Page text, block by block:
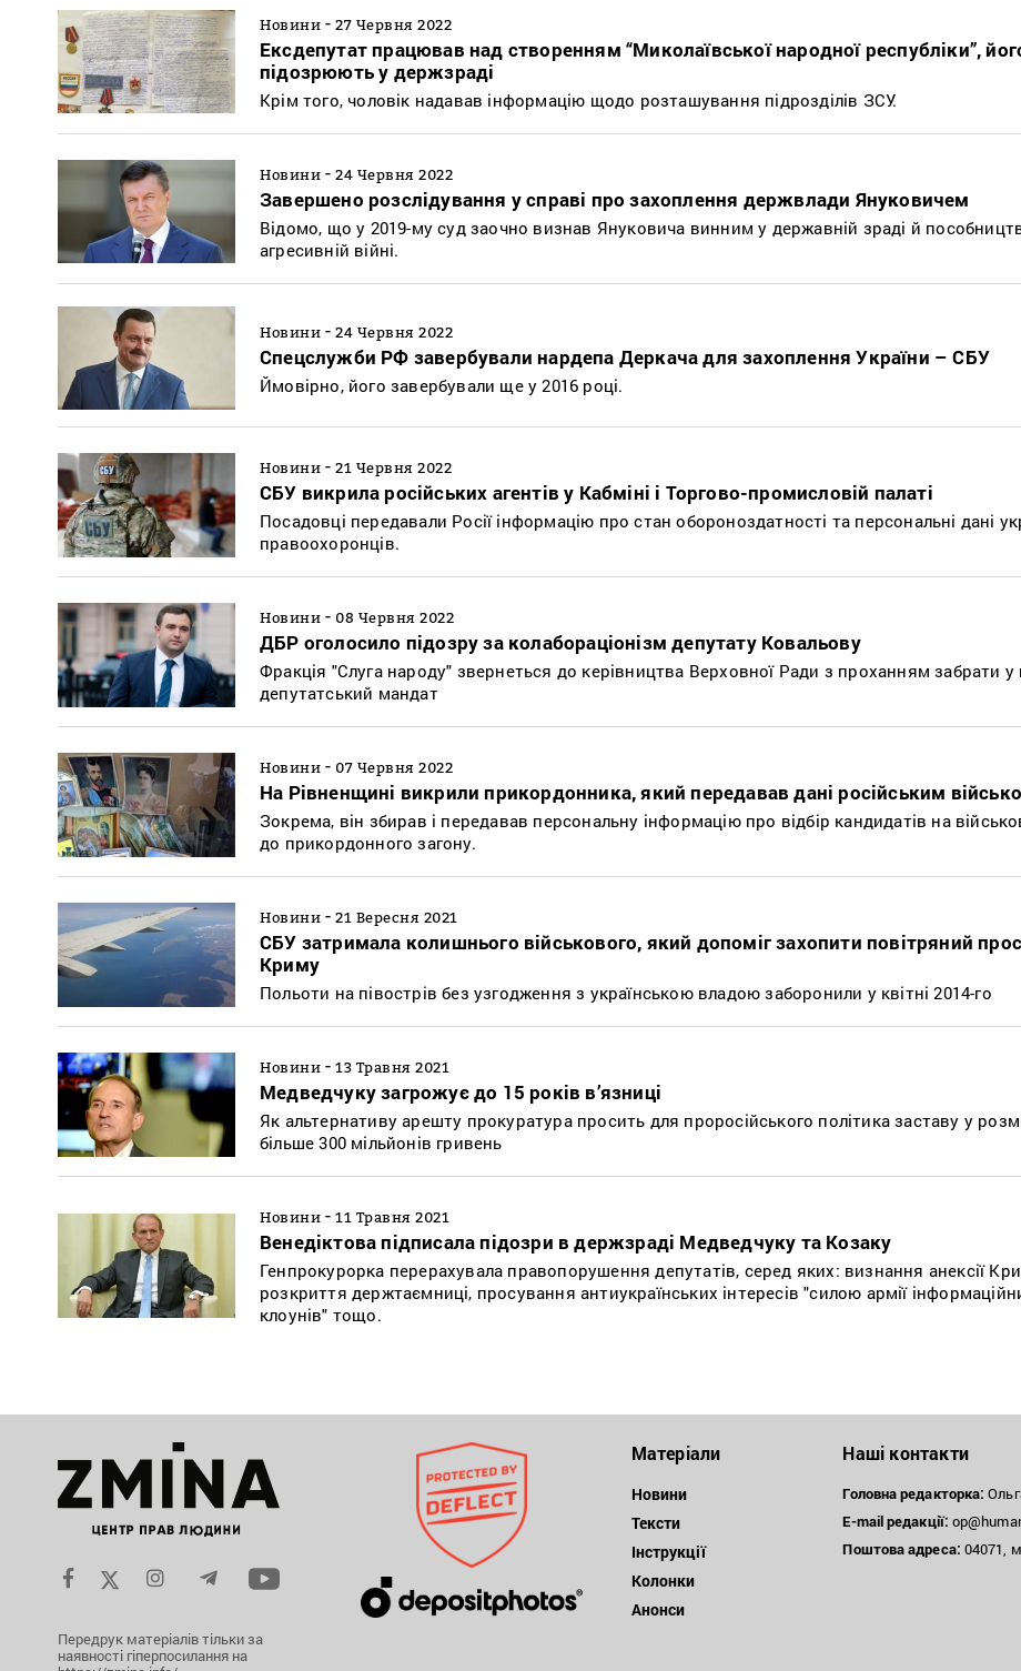
Новини - 27 Червня 2022
Ексдепутат працював над створенням “Миколаївської народної республіки”,
підозрюють у держзраді
Крім того, чоловік надавав інформацію щодо розташування підрозділів ЗСУ.
Новини - 24 Червня 2022
Завершено розслідування у справі про захоплення держвлади Януковичем
Відомо, що у 2019-му суд заочно визнав Януковича винним у державній зраді й
агресивній війні.
Новини - 24 Червня 2022
Спецслужби РФ завербували нардепа Деркача для захоплення України – СБУ
Ймовірно, його завербували ще у 2016 році.
Новини - 21 Червня 2022
СБУ викрила російських агентів у Кабміні і Торгово-промисловій палаті
Посадовці передавали Росії інформацію про стан обороноздатності та персональні дані
правоохоронців.
Новини - 08 Червня 2022
ДБР оголосило підозру за колабораціонізм депутату Ковальову
Фракція "Слуга народу" звернеться до керівництва Верховної Ради з проханням забрати у
депутатський мандат
Новини - 07 Червня 2022
На Рівненщині викрили прикордонника, який передавав дані російським
Зокрема, він збирав і передавав персональну інформацію про відбір кандидатів на
до прикордонного загону.
Новини - 21 Вересня 2021
СБУ затримала колишнього військового, який допоміг захопити повітряний
Криму
Польоти на півострів без узгодження з українською владою заборонили у квітні 2014-го
Новини - 13 Травня 2021
Медведчуку загрожує до 15 років в’язниці
Як альтернативу арешту прокуратура просить для проросійського політика заставу у
більше 300 мільйонів гривень
Новини - 11 Травня 2021
Венедіктова підписала підозри в держзраді Медведчуку та Козаку
Генпрокурорка перерахувала правопорушення депутатів, серед яких: визнання анексії
розкриття держтаємниці, просування антиукраїнських інтересів "силою армії
клоунів" тощо.
Передрук матеріалів тільки за
наявності гіперпосилання на
Матеріали
Новини
Тексти
Інструкції
Колонки
Анонси
Наші контакти
Головна редакторка:
E-mail редакції:
Поштоваадреса: 04071,